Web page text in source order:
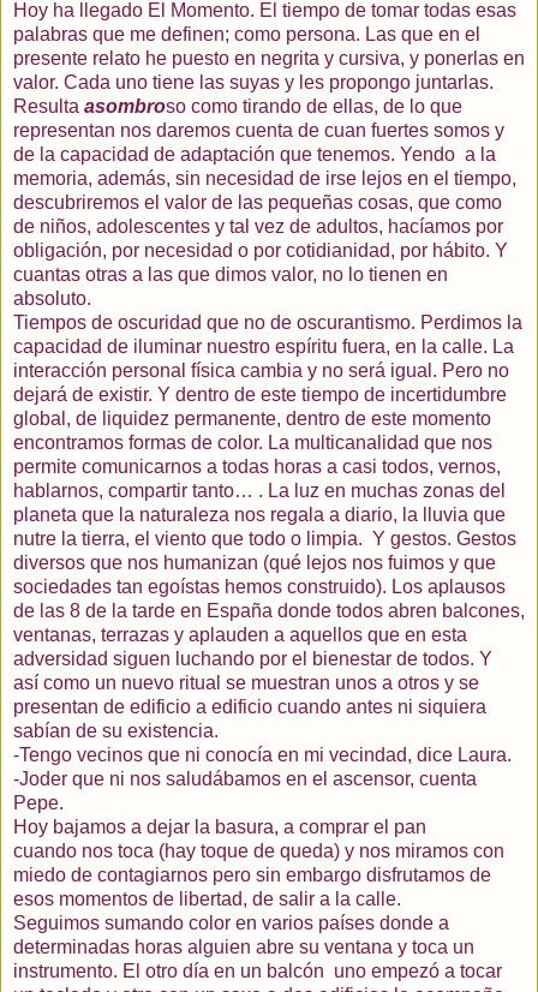
Hoy ha llegado El Momento. El tiempo de tomar todas esas
palabras que me definen; como persona. Las que en el
presente relato he puesto en negrita y cursiva, y ponerlas en
valor. Cada uno tiene las suyas y les propongo juntarlas.
Resulta asombroso como tirando de ellas, de lo que
representan nos daremos cuenta de cuan fuertes somos y
de la capacidad de adaptación que tenemos. Yendo a la
memoria, además, sin necesidad de irse lejos en el tiempo,
descubriremos el valor de las pequeñas cosas, que como
de niños, adolescentes y tal vez de adultos, hacíamos por
obligación, por necesidad o por cotidianidad, por hábito. Y
cuantas otras a las que dimos valor, no lo tienen en
absoluto.
Tiempos de oscuridad que no de oscurantismo. Perdimos la
capacidad de iluminar nuestro espíritu fuera, en la calle. La
interacción personal física cambia y no será igual. Pero no
dejará de existir. Y dentro de este tiempo de incertidumbre
global, de liquidez permanente, dentro de este momento
encontramos formas de color. La multicanalidad que nos
permite comunicarnos a todas horas a casi todos, vernos,
hablarnos, compartir tanto… . La luz en muchas zonas del
planeta que la naturaleza nos regala a diario, la lluvia que
nutre la tierra, el viento que todo o limpia. Y gestos. Gestos
diversos que nos humanizan (qué lejos nos fuimos y que
sociedades tan egoístas hemos construido). Los aplausos
de las 8 de la tarde en España donde todos abren balcones,
ventanas, terrazas y aplauden a aquellos que en esta
adversidad siguen luchando por el bienestar de todos. Y
así como un nuevo ritual se muestran unos a otros y se
presentan de edificio a edificio cuando antes ni siquiera
sabían de su existencia.
-Tengo vecinos que ni conocía en mi vecindad, dice Laura.
-Joder que ni nos saludábamos en el ascensor, cuenta
Pepe.
Hoy bajamos a dejar la basura, a comprar el pan
cuando nos toca (hay toque de queda) y nos miramos con
miedo de contagiarnos pero sin embargo disfrutamos de
esos momentos de libertad, de salir a la calle.
Seguimos sumando color en varios países donde a
determinadas horas alguien abre su ventana y toca un
instrumento. El otro día en un balcón uno empezó a tocar